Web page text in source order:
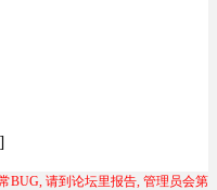
BUG, 请到论坛里报告, 管理员会第